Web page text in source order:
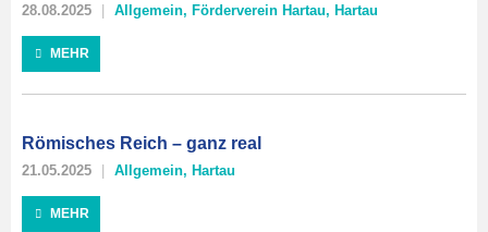
28.08.2025 Allgemein, Förderverein Hartau, Hartau
MEHR
Römisches Reich – ganz real
21.05.2025 Allgemein, Hartau
MEHR